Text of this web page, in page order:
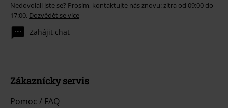
Nedovolali jste se? Prosím, kontaktujte nás znovu: zítra od 09:00 do
17:00. Dozvědět se více
Zahájit chat
Zákaznícky servis
Pomoc / FAQ